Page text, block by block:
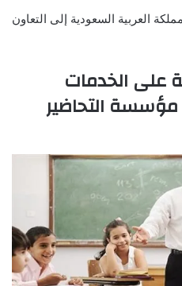
العربية السعودية إلى التعاون
على الخدمات
مؤسسة التحاضير